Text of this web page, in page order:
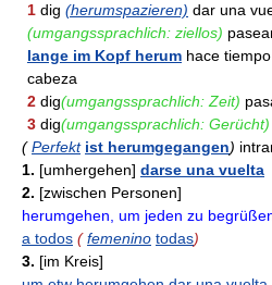
1 dig (herumspazieren) dar una
(umgangssprachlich: ziellos)
lange im Kopf herum hace
cabeza
2 dig(umgangssprachlich: Zeit)
3 dig(umgangssprachlich: Gerücht)
( Perfekt ist herumgegangen)
1. [umhergehen] darse una vuelta
2. [zwischen Personen]
herumgehen, um jeden zu
a todos ( femenino todas)
3. [im Kreis]